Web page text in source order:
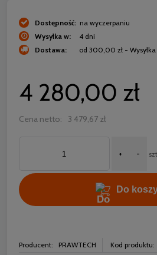
Dostępność: na wyczerpaniu
Wysyłka w:
4 dni
Dostawa:
od 300,00 zł -
Cena nie zawiera ewentualnych
4 280,00 zł
Cena netto: 3 479,67 zł
+ -
Do
Producent: PRAWTECH Kod produktu: